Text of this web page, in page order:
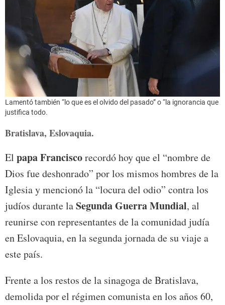
Lamentó también “lo que es el olvido del pasado” o “la ignorancia que
justifica todo.
Bratislava, Eslovaquia.
El papa Franciscorecordó hoy que el “nombre de
Dios fue deshonrado” por los mismos hombres de la
Iglesia y mencionó la “locura del odio” contra los
judíos durante laSegunda Guerra Mundial, al
reunirse con representantes de la comunidad judía
en Eslovaquia, en la segunda jornada de su viaje a
este país.
Frente a los restos de la sinagoga de Bratislava,
demolida por el régimen comunista en los años 60,